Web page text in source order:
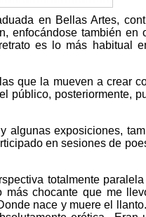
en Bellas Artes,
enfocándose también en
es lo más habitual
que la mueven a crear
público, posteriormente,
algunas exposiciones,
en sesiones de
totalmente
más chocante que me
nace y muere el